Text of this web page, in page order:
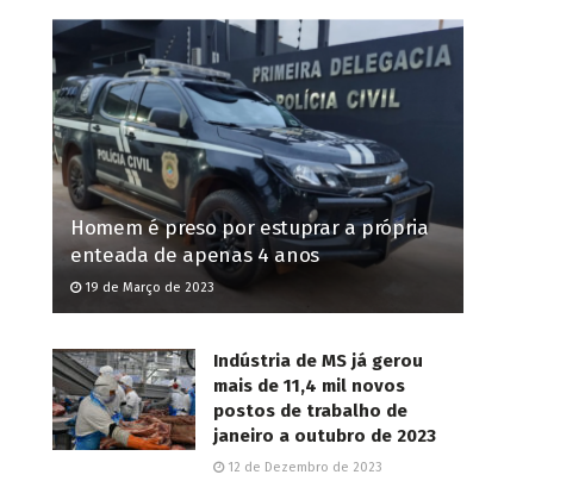
Homem é preso por estuprar a própria
enteada de apenas 4 anos
19 de Março de 2023
Indústria de MS já gerou
mais de 11,4 mil novos
postos de trabalho de
janeiro a outubro de 2023
12 de Dezembro de 2023